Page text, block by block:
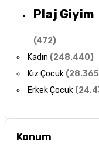
Plaj Giyim
(472)
Kadın (248.440)
Kız Çocuk (28.365
Erkek Çocuk (
Konum